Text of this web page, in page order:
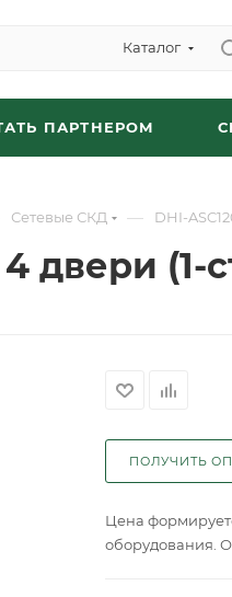
Каталог
ПАРТНЕРОМ
Сетевые СКД — DHI-
двери (1-
ПОЛУЧИТЬ
Цена
оборудования.